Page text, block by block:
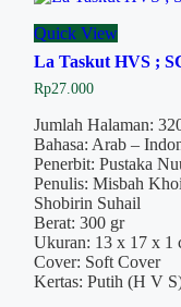
Quick View
La Taskut HVS ;
Rp27.000
Jumlah Halaman:
Bahasa: Arab –
Penerbit: Pustaka
Penulis: Misbah
Shobirin Suhail
Berat: 300 gr
Ukuran: 13 x 17 x 1
Cover: Soft Cover
Kertas: Putih (H V